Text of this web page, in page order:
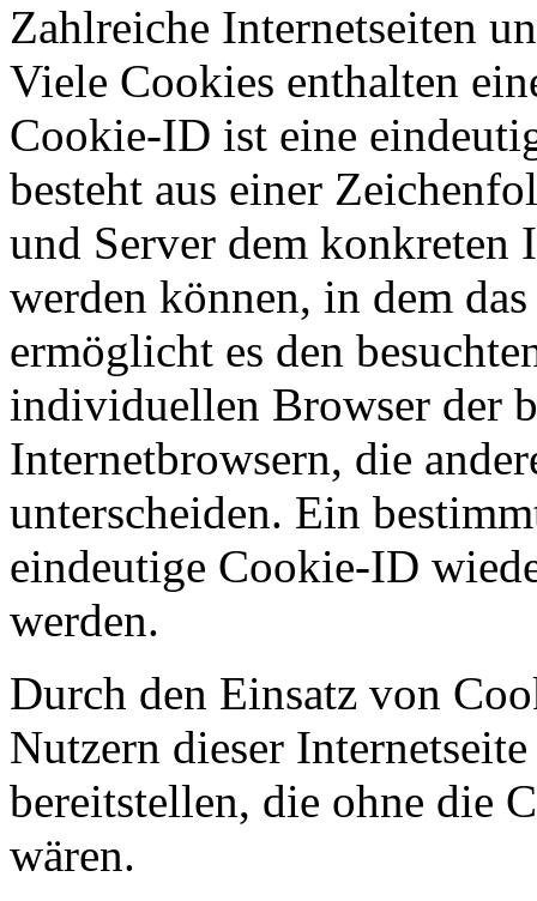
Zahlreiche Internetseiten
Viele Cookies enthalten
Cookie-ID ist eine
besteht aus einer
und Server dem konkreten
werden können, in dem
ermöglicht es den
individuellen Browser der
Internetbrowsern, die
unterscheiden. Ein
eindeutige Cookie-ID
werden.
Durch den Einsatz von
Nutzern dieser
bereitstellen, die ohne die
wären.